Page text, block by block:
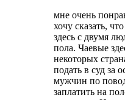
мне очень
хочу сказать,
здесь с двумя
пола. Чаевые
некоторых
подать в суд за
мужчин по
заплатить на